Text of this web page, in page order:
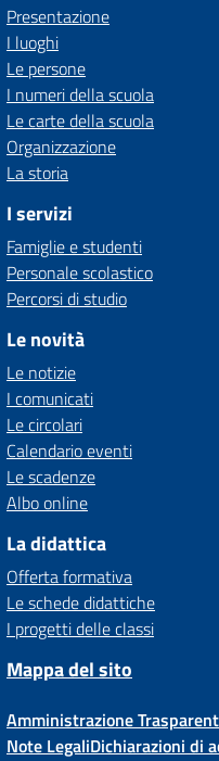
Presentazione
I luoghi
Le persone
I numeri della scuola
Le carte della scuola
Organizzazione
La storia
I servizi
Famiglie e studenti
Personale scolastico
Percorsi di studio
Le novità
Le notizie
I comunicati
Le circolari
Calendario eventi
Le scadenze
Albo online
La didattica
Offerta formativa
Le schede didattiche
I progetti delle classi
Mappa del sito
Amministrazione
Note LegaliDichiarazioni di